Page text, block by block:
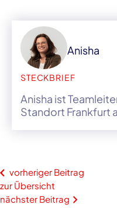
Anisha
STECKBRIEF
Anisha ist
Standort Frankfurt
vorheriger Beitrag
zur Übersicht
nächster Beitrag